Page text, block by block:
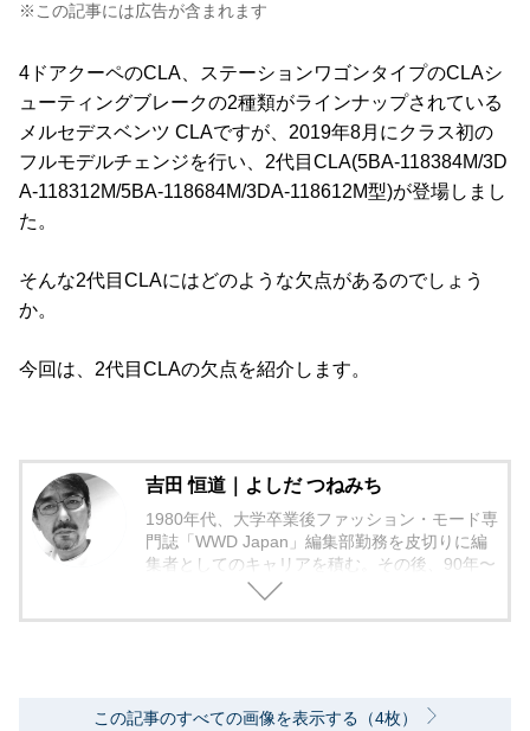
※この記事には広告が含まれます
4ドアクーペのCLA、ステーションワゴンタイプのCLAシ
ューティングブレークの2種類がラインナップされている
メルセデスベンツ CLAですが、2019年8月にクラス初の
フルモデルチェンジを行い、2代目CLA(5BA-118384M/3D
A-118312M/5BA-118684M/3DA-118612M型)が登場しまし
た。
そんな2代目CLAにはどのような欠点があるのでしょう
か。
今回は、2代目CLAの欠点を紹介します。
吉田 恒道｜よしだ つねみち
1980年代、大学卒業後ファッション・モード専
門誌「WWD Japan」編集部勤務を皮切りに編
集者としてのキャリアを積む。その後、90年〜
2000年代、中堅出版社ダイヤモンド社の自動車
この記事のすべての画像を表示する（4枚）